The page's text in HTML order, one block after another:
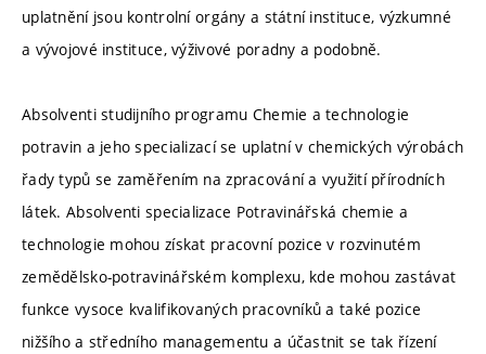
uplatnění jsou kontrolní orgány a státní instituce, výzkumné
a vývojové instituce, výživové poradny a podobně.
Absolventi studijního programu Chemie a technologie
potravin a jeho specializací se uplatní v chemických výrobách
řady typů se zaměřením na zpracování a využití přírodních
látek. Absolventi specializace Potravinářská chemie a
technologie mohou získat pracovní pozice v rozvinutém
zemědělsko-potravinářském komplexu, kde mohou zastávat
funkce vysoce kvalifikovaných pracovníků a také pozice
nižšího a středního managementu a účastnit se tak řízení